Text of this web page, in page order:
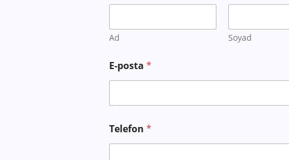
Ad Soyad
a
ş
u
u
Y
a
E-posta *
Telefon *